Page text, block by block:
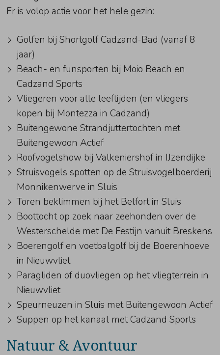
Er is volop actie voor het hele gezin:
Golfen bij Shortgolf Cadzand-Bad (vanaf 8
jaar)
Beach- en funsporten bij Moio Beach en
Cadzand Sports
Vliegeren voor alle leeftijden (en vliegers
kopen bij Montezza in Cadzand)
Buitengewone Strandjuttertochten met
Buitengewoon Actief
Roofvogelshow bij Valkeniershof in IJzendijke
Struisvogels spotten op de Struisvogelboerderij
Monnikenwerve in Sluis
Toren beklimmen bij het Belfort in Sluis
Boottocht op zoek naar zeehonden over de
Westerschelde met De Festijn vanuit Breskens
Boerengolf en voetbalgolf bij de Boerenhoeve
in Nieuwvliet
Paragliden of duovliegen op het vliegterrein in
Nieuwvliet
Speurneuzen in Sluis met Buitengewoon Actief
Suppen op het kanaal met Cadzand Sports
Natuur & Avontuur